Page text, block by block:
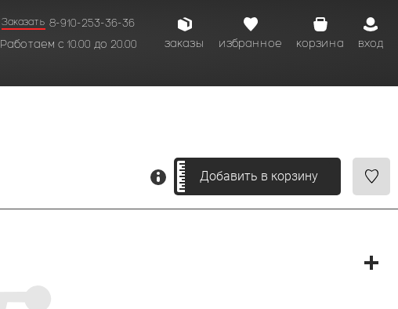
Заказать 8-910-253-36-36
Работаем с 10.00 до 20.00
вход
корзина
избранное
заказы
Добавить в корзину